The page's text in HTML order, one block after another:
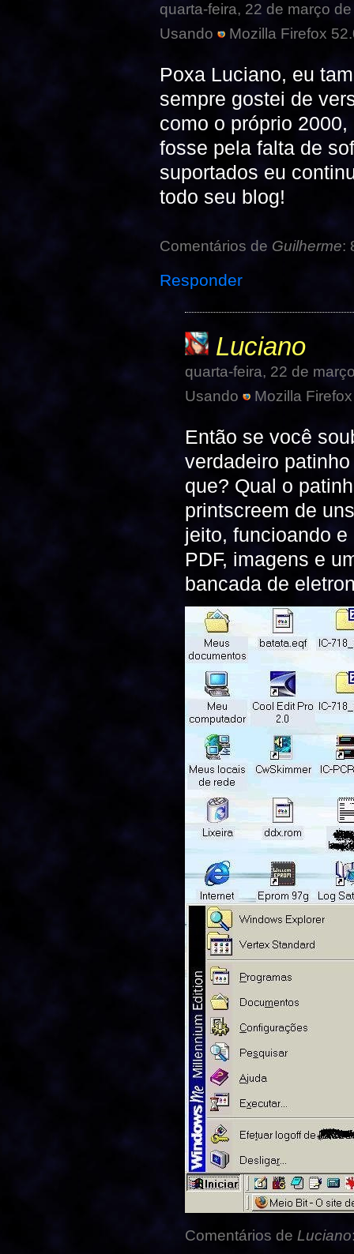
quarta-feira, 22 de março
Usando
Mozilla Firefox
Poxa Luciano, eu
sempre gostei de
como o próprio
fosse pela falta de
suportados eu
todo seu blog!
Comentários de Guilherme:
Responder
Luciano
quarta-feira, 22 de
Usando
Mozilla
Então se você
verdadeiro
que? Qual o
printscreem de
jeito, funcioando
PDF, imagens e
bancada de
Comentários de Luciano